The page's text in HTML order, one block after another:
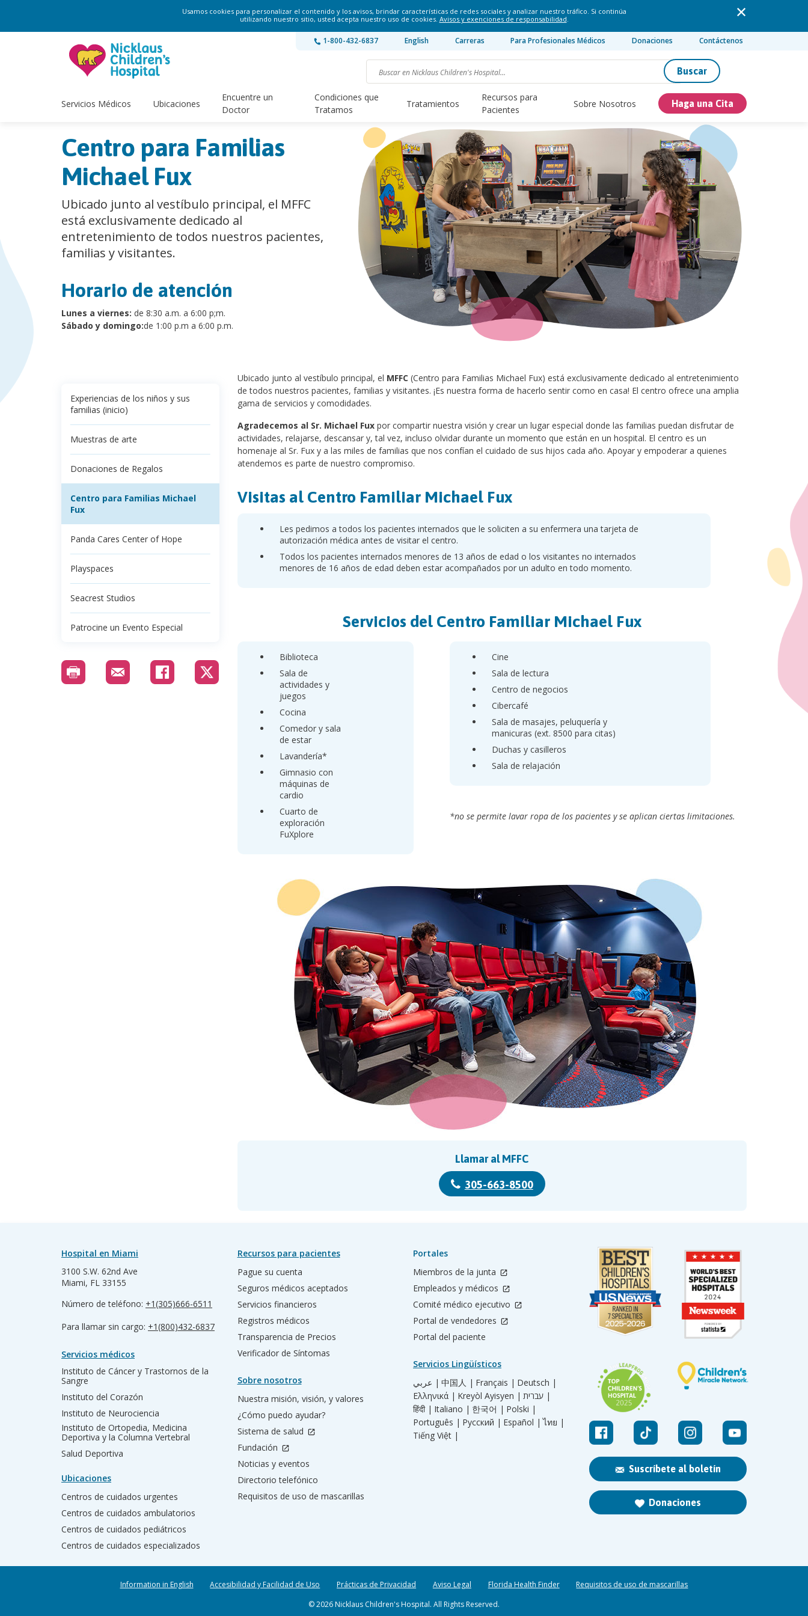
Usamos cookies para personalizar el contenido y los avisos, brindar características de redes sociales y analizar nuestro tráfico. Si continúa
utilizando nuestro sitio, usted acepta nuestro uso de cookies. Avisos y exenciones de responsabilidad.
1-800-432-6837 English Carreras Para Profesionales Médicos Donaciones Contáctenos
Buscar
Servicios Médicos Ubicaciones
Encuentre un
Doctor
Condiciones que
Tratamos
Tratamientos
Recursos para
Pacientes
Sobre Nosotros Haga una Cita
Centro para Familias
Michael Fux
Ubicado junto al vestíbulo principal, el MFFC
está exclusivamente dedicado al
entretenimiento de todos nuestros pacientes,
familias y visitantes.
Horario de atención
Lunes a viernes: de 8:30 a.m. a 6:00 p;m.
Sábado y domingo:de 1:00 p.m a 6:00 p.m.
Experiencias de los niños y sus
familias (inicio)
Muestras de arte
Donaciones de Regalos
Centro para Familias Michael
Fux
Panda Cares Center of Hope
Playspaces
Seacrest Studios
Patrocine un Evento Especial
Ubicado junto al vestíbulo principal, el MFFC(Centro para Familias Michael Fux) está exclusivamente dedicado al entretenimiento
de todos nuestros pacientes, familias y visitantes. ¡Es nuestra forma de hacerlo sentir como en casa! El centro ofrece una amplia
gama de servicios y comodidades.
Agradecemos al Sr. Michael Fux por compartir nuestra visión y crear un lugar especial donde las familias puedan disfrutar de
actividades, relajarse, descansar y, tal vez, incluso olvidar durante un momento que están en un hospital. El centro es un
homenaje al Sr. Fux y a las miles de familias que nos confían el cuidado de sus hijos cada año. Apoyar y empoderar a quienes
atendemos es parte de nuestro compromiso.
Visitas al Centro Familiar Michael Fux
Les pedimos a todos los pacientes internados que le soliciten a su enfermera una tarjeta de
autorización médica antes de visitar el centro.
Todos los pacientes internados menores de 13 años de edad o los visitantes no internados
menores de 16 años de edad deben estar acompañados por un adulto en todo momento.
Servicios del Centro Familiar Michael Fux
Biblioteca
Sala de
actividades y
juegos
Cocina
Comedor y sala
de estar
Lavandería*
Gimnasio con
máquinas de
cardio
Cuarto de
exploración
FuXplore
Cine
Sala de lectura
Centro de negocios
Cibercafé
Sala de masajes, peluquería y
manicuras (ext. 8500 para citas)
Duchas y casilleros
Sala de relajación
*no se permite lavar ropa de los pacientes y se aplican ciertas limitaciones.
Llamar al MFFC
305-663-8500
Suscríbete al boletín
Donaciones
Hospital en Miami
3100 S.W. 62nd Ave
Miami, FL 33155
Número de teléfono: +1(305)666-6511
Para llamar sin cargo: +1(800)432-6837
Servicios médicos
Instituto de Cáncer y Trastornos de la
Sangre
Instituto del Corazón
Instituto de Neurociencia
Instituto de Ortopedia, Medicina
Deportiva y la Columna Vertebral
Salud Deportiva
Ubicaciones
Centros de cuidados urgentes
Centros de cuidados ambulatorios
Centros de cuidados pediátricos
Centros de cuidados especializados
Recursos para pacientes
Pague su cuenta
Seguros médicos aceptados
Servicios financieros
Registros médicos
Transparencia de Precios
Verificador de Síntomas
Sobre nosotros
Nuestra misión, visión, y valores
¿Cómo puedo ayudar?
Sistema de salud
Fundación
Noticias y eventos
Directorio telefónico
Requisitos de uso de mascarillas
Portales
Miembros de la junta
Empleados y médicos
Comité médico ejecutivo
Portal de vendedores
Portal del paciente
Servicios Lingüísticos
عربي | 中国人 | Français | Deutsch |
Ελληνικά | Kreyòl Ayisyen |
עברית |
हिंदी | Italiano | 한국어 | Polski |
Português | Русский | Español | ไทย |
Tiếng Việt |
Information in English Accesibilidad y Facilidad de Uso Prácticas de Privacidad Aviso Legal Florida Health Finder
Requisitos de uso de mascarillas
© 2026 Nicklaus Children's Hospital. All Rights Reserved.